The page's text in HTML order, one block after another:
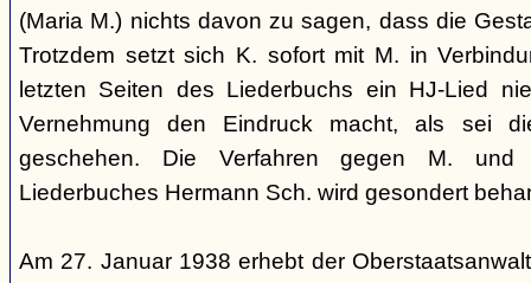
(Maria M.) nichts davon zu sagen, dass die
Trotzdem setzt sich K. sofort mit M. in
letzten Seiten des Liederbuchs ein HJ-Lied
Vernehmung den Eindruck macht, als sei
geschehen. Die Verfahren gegen M. und
Liederbuches Hermann Sch. wird gesondert
Am 27. Januar 1938 erhebt der